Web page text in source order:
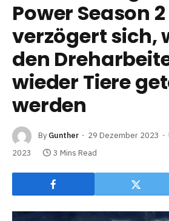
Power Season 2
verzögert sich,
den
wieder Tiere
werden
By Gunther 29 Dezember 2023
2023
3 Mins Read